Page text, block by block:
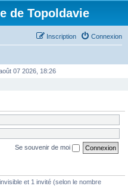
de Topoldavie
Connexion
Inscription
07 2026, 18:26
Se souvenir de moi
et 1 invité (selon le nombre